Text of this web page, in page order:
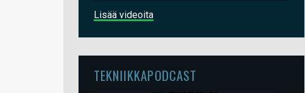
Lisää videoita
TEKNIIKKAPODCAST